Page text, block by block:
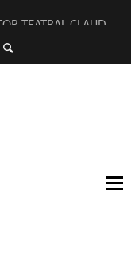
TEATRAL CLAUDIO
DEL TOMATAZO
3.0] EN EXVITA
[RELATIVA
A SERRAT
PERSECUTORIA]
[DESCASADA]